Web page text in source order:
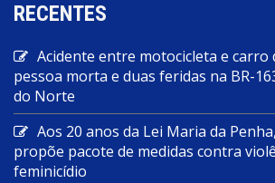
RECENTES
Acidente entre motocicleta e carro
pessoa morta e duas feridas na BR-
do Norte
Aos 20 anos da Lei Maria da
propõe pacote de medidas contra
feminicídio